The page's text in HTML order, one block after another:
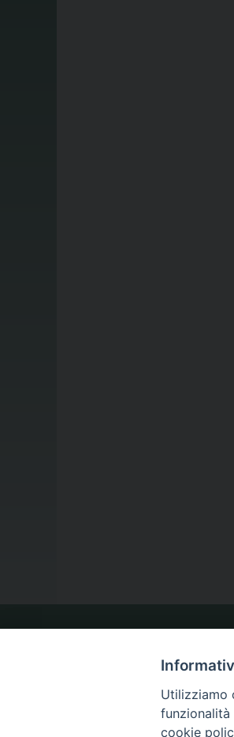
LA NOSTRA
IL VESCOVO
Utilizziamo
cookie